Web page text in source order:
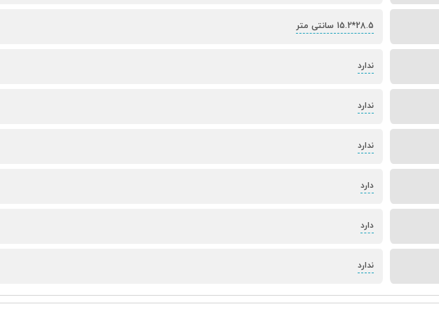
28.5*15.2 سانتی متر
ندارد
ندارد
ندارد
دارد
دارد
ندارد